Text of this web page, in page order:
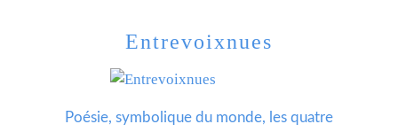
Entrevoixnues
Poésie, symbolique du monde, les quatre